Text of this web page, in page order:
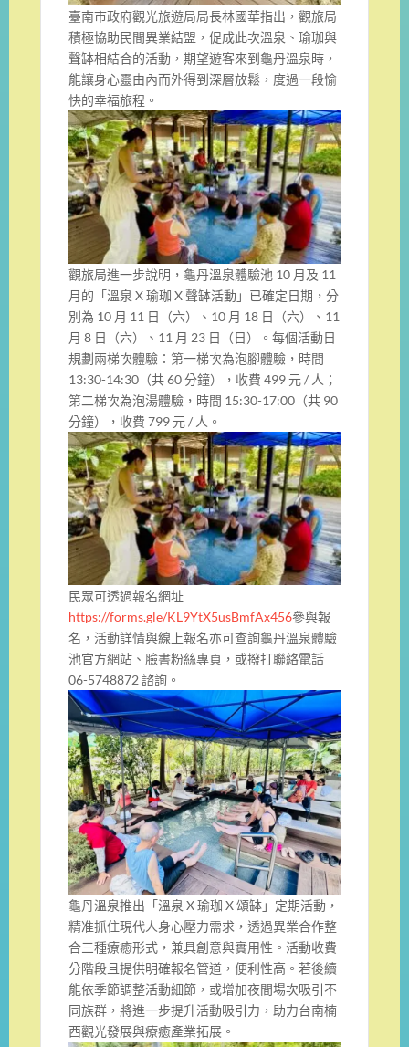
臺南市政府觀光旅遊局局長林國華指出，觀旅局
積極協助民間異業結盟，促成此次溫泉、瑜珈與
聲缽相結合的活動，期望遊客來到龜丹溫泉時，
能讓身心靈由內而外得到深層放鬆，度過一段愉
快的幸福旅程。
觀旅局進一步說明，龜丹溫泉體驗池 10 月及 11
月的「溫泉 X 瑜珈 X 聲缽活動」已確定日期，分
別為 10 月 11 日（六）、10 月 18 日（六）、11
月 8 日（六）、11 月 23 日（日）。每個活動日
規劃兩梯次體驗：第一梯次為泡腳體驗，時間
13:30-14:30（共 60 分鐘），收費 499 元 / 人；
第二梯次為泡湯體驗，時間 15:30-17:00（共 90
分鐘），收費 799 元 / 人。
民眾可透過報名網址
https://forms.gle/KL9YtX5usBmfAx456參與報
名，活動詳情與線上報名亦可查詢龜丹溫泉體驗
池官方網站、臉書粉絲專頁，或撥打聯絡電話
06-5748872 諮詢。
龜丹溫泉推出「溫泉 X 瑜珈 X 頌缽」定期活動，
精准抓住現代人身心壓力需求，透過異業合作整
合三種療癒形式，兼具創意與實用性。活動收費
分階段且提供明確報名管道，便利性高。若後續
能依季節調整活動細節，或增加夜間場次吸引不
同族群，將進一步提升活動吸引力，助力台南楠
西觀光發展與療癒產業拓展。